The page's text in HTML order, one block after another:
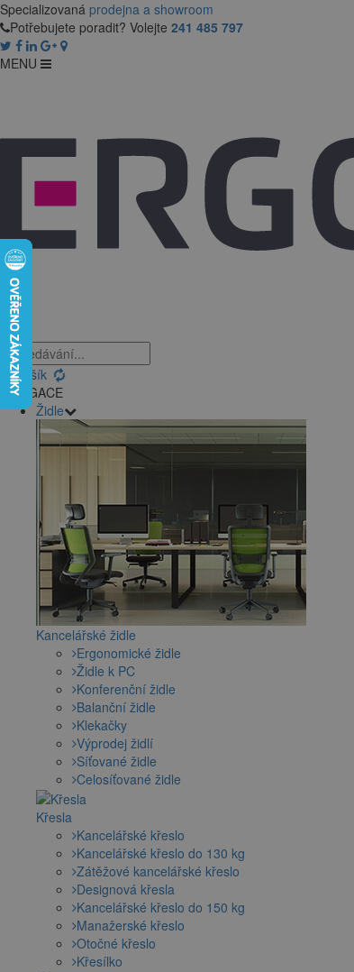
Specializovaná prodejna a showroom
Potřebujete poradit? Volejte 241 485 797
MENU
Košík
NAVIGACE
Židle
Kancelářské židle
Ergonomické židle
Židle k PC
Konferenční židle
Balanční židle
Klekačky
Výprodej židlí
Síťované židle
Celosíťované židle
Křesla
Kancelářské křeslo
Kancelářské křeslo do 130 kg
Zátěžové kancelářské křeslo
Designová křesla
Kancelářské křeslo do 150 kg
Manažerské křeslo
Otočné křeslo
Křesílko